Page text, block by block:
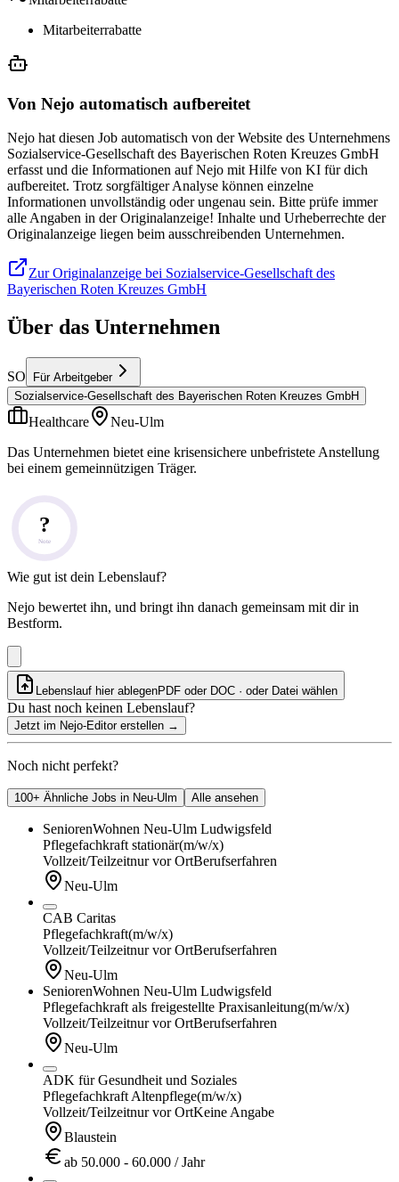
Mitarbeiterrabatte
Von Nejo automatisch aufbereitet
Nejo hat diesen Job automatisch von der Website des Unternehmens
Sozialservice-Gesellschaft des Bayerischen Roten Kreuzes GmbH
erfasst und die Informationen auf Nejo mit Hilfe von KI für dich
aufbereitet. Trotz sorgfältiger Analyse können einzelne
Informationen unvollständig oder ungenau sein. Bitte prüfe immer
alle Angaben in der Originalanzeige! Inhalte und Urheberrechte der
Originalanzeige liegen beim ausschreibenden Unternehmen.
Zur Originalanzeige bei Sozialservice-Gesellschaft des
Bayerischen Roten Kreuzes GmbH
Über das Unternehmen
SO
Für Arbeitgeber
Sozialservice-Gesellschaft des Bayerischen Roten Kreuzes GmbH
Healthcare
Neu-Ulm
Das Unternehmen bietet eine krisensichere unbefristete Anstellung
bei einem gemeinnützigen Träger.
?
Note
Wie gut ist dein Lebenslauf?
Nejo bewertet ihn, und bringt ihn danach gemeinsam mit dir in
Bestform.
Lebenslauf hier ablegenPDF oder DOC · oder Datei wählen
Du hast noch keinen Lebenslauf?
Jetzt im Nejo-Editor erstellen →
Noch nicht perfekt?
100+ Ähnliche Jobs in Neu-Ulm Alle ansehen
SeniorenWohnen Neu-Ulm Ludwigsfeld
Pflegefachkraft stationär(m/w/x)
Vollzeit/Teilzeitnur vor OrtBerufserfahren
Neu-Ulm
CAB Caritas
Pflegefachkraft(m/w/x)
Vollzeit/Teilzeitnur vor OrtBerufserfahren
Neu-Ulm
SeniorenWohnen Neu-Ulm Ludwigsfeld
Pflegefachkraft als freigestellte Praxisanleitung(m/w/x)
Vollzeit/Teilzeitnur vor OrtBerufserfahren
Neu-Ulm
ADK für Gesundheit und Soziales
Pflegefachkraft Altenpflege(m/w/x)
Vollzeit/Teilzeitnur vor OrtKeine Angabe
Blaustein
ab 50.000 - 60.000 / Jahr